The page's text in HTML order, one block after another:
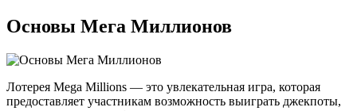
Основы Мега Миллионов
Лотерея Mega Millions — это увлекательная игра, которая
предоставляет участникам возможность выиграть джекпоты,